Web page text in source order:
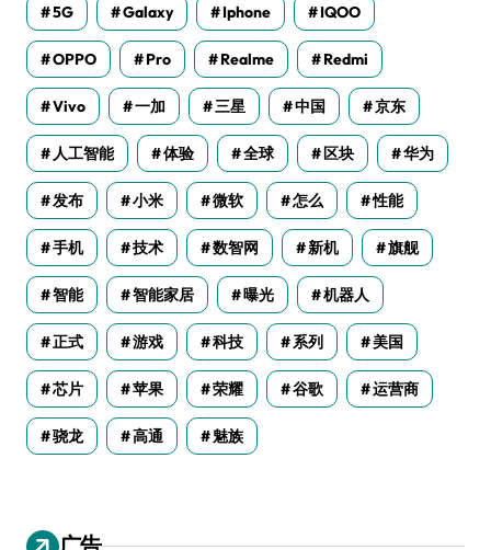
5G Galaxy Iphone IQOO
OPPO Pro Realme Redmi
Vivo 一加 三星 中国 京东
人工智能 体验 全球 区块 华为
发布 小米 微软 怎么 性能
手机 技术 数智网 新机 旗舰
智能 智能家居 曝光 机器人
正式 游戏 科技 系列 美国
芯片 苹果 荣耀 谷歌 运营商
骁龙 高通 魅族